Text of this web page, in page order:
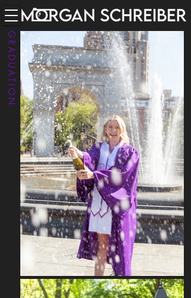
G R A D U A T I O N.